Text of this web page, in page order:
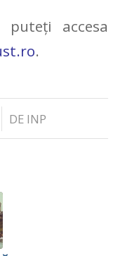
accesa
.
DE INP